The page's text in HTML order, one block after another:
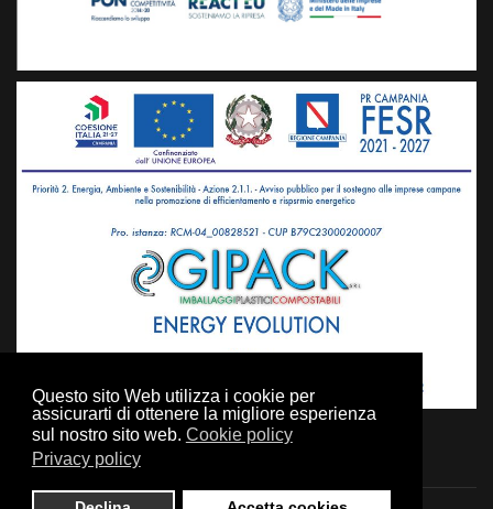
Questo sito Web utilizza i cookie per
assicurarti di ottenere la migliore esperienza
sul nostro sito web. Cookie policy
Privacy policy